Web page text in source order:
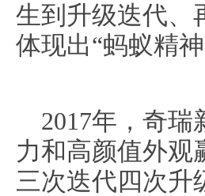
生到升级迭代、
体现出“蚂蚁精
2017年，奇
力和高颜值外观
三次迭代四次升